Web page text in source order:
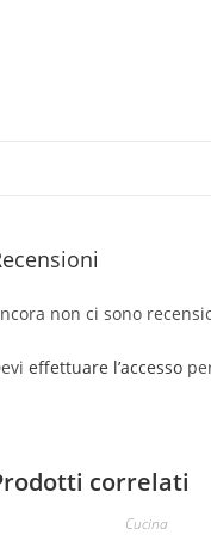
non ci sono
effettuare l’accesso
correlati
Cucina